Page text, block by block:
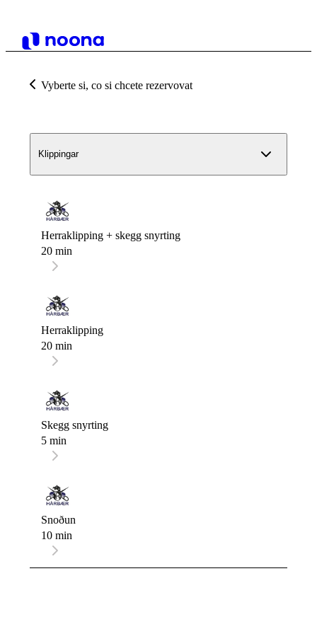
Vyberte si, co si chcete rezervovat
Klippingar
Herraklipping + skegg snyrting
20 min
Herraklipping
20 min
Skegg snyrting
5 min
Snoðun
10 min